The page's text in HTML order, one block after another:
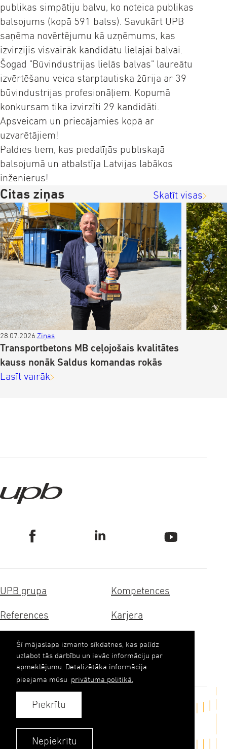
Šī mājaslapa izmanto sīkdatnes, kas palīdz
uzlabot tās darbību un ievāc informāciju par
apmeklējumu. Detalizētāka informācija
pieejama mūsu privātuma politikā.
Nepiekrītu
Piekrītu
publikas simpātiju balvu, ko noteica publikas
balsojums (kopā 591 balss). Savukārt UPB
saņēma novērtējumu kā uzņēmums, kas
izvirzījis visvairāk kandidātu lielajai balvai.
Šogad "Būvindustrijas lielās balvas" laureātu
izvērtēšanu veica starptautiska žūrija ar 39
būvindustrijas profesionāļiem. Kopumā
konkursam tika izvirzīti 29 kandidāti.
Apsveicam un priecājamies kopā ar
uzvarētājiem!
Paldies tiem, kas piedalījās publiskajā
balsojumā un atbalstīja Latvijas labākos
inženierus!
Citas ziņas Skatīt visas
28.07.2026.Ziņas
Transportbetons MB ceļojošais kvalitātes
kauss nonāk Saldus komandas rokās
Lasīt vairāk
UPB grupa Kompetences
References Karjera
Sertifikāti Ilgtspēja
Kontakti
Sazināties
upb(abols)upb.lv
+371 6348 9333